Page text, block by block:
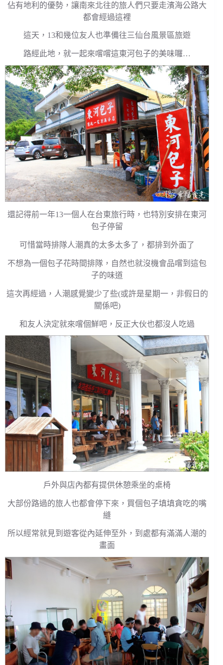
佔有地利的優勢，讓南來北往的旅人們只要走濱海公路大
都會經過這裡
這天，13和幾位友人也準備往三仙台風景區旅遊
路經此地，就一起來嚐嚐這東河包子的美味囉…
還記得前一年13一個人在台東旅行時，也特別安排在東河
包子停留
可惜當時排隊人潮真的太多太多了，都排到外面了
不想為一個包子花時間排隊，自然也就沒機會品嚐到這包
子的味道
這次再經過，人潮感覺變少了些(或許是星期一，非假日的
關係吧)
和友人決定就來嚐個鮮吧，反正大伙也都沒人吃過
戶外與店內都有提供休憩乘坐的桌椅
大部份路過的旅人也都會停下來，買個包子填填貪吃的嘴
縫
所以經常就見到遊客從內延伸至外，到處都有滿滿人潮的
畫面